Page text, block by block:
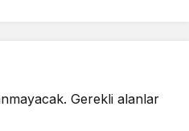
Gerekli alanlar